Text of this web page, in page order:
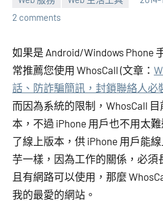
2 comments
如果是 Android/Windows Phone
常推薦您使用 WhosCall (文章：
話、防詐騙簡訊，封鎖聯絡人必
而因為系統的限制，WhosCall
本，不過 iPhone 用戶也不用太
了線上版本，供 iPhone 用戶能
芋一樣，因為工作的關係，必須
且有網路可以使用，那麼
我的最愛的網站。